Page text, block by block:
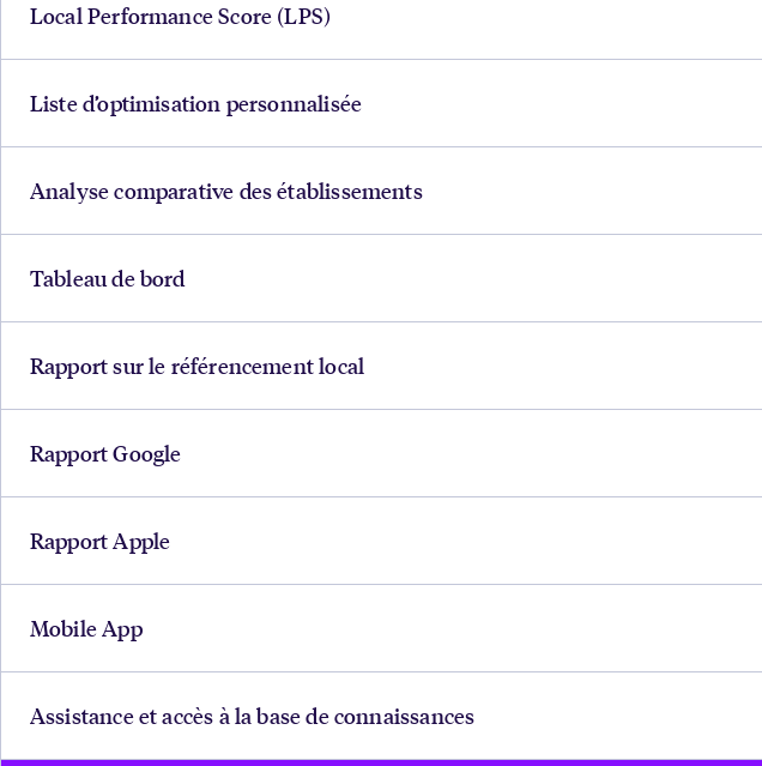
Local Performance Score (LPS)
Liste d’optimisation personnalisée
Analyse comparative des établissements
Tableau de bord
Rapport sur le référencement local
Rapport Google
Rapport Apple
Mobile App
Assistance et accès à la base de connaissances